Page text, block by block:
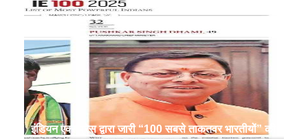
इंडियन एक्सप्रेस द्वारा जारी “100 सबसे ताकतवर भारतीयों” की